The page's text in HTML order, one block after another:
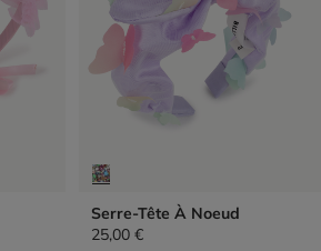
Serre-Tête À Noeud
25,00 €